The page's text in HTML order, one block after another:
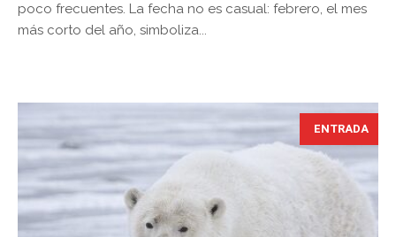
poco frecuentes. La fecha no es casual: febrero, el mes
más corto del año, simboliza...
ENTRADA